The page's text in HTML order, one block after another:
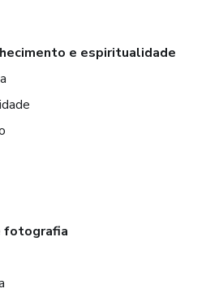
e espiritualidade
fotografia